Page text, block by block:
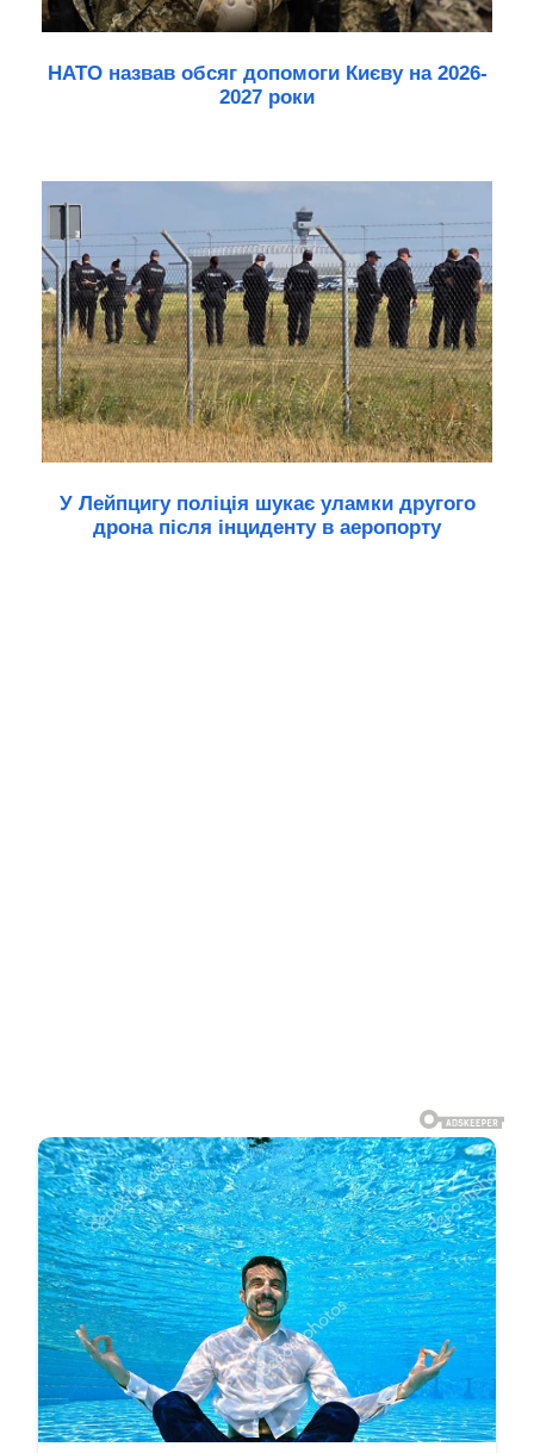
НАТО назвав обсяг допомоги Києву на 2026-
2027 роки
У Лейпцигу поліція шукає уламки другого
дрона після інциденту в аеропорту